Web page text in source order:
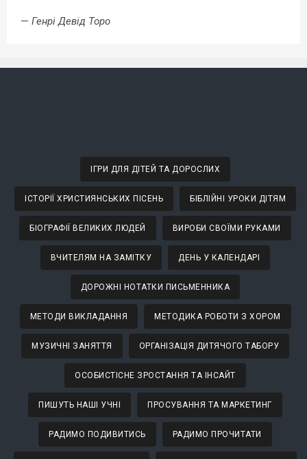
— Генрі Девід Торо
ІГРИ ДЛЯ ДІТЕЙ ТА ДОРОСЛИХ
ІСТОРІЇ ХРИСТИЯНСЬКИХ ПІСЕНЬ БІБЛІЙНІ УРОКИ ДІТЯМ
БІОГРАФІЇ ВЕЛИКИХ ЛЮДЕЙ ВИРОБИ СВОЇМИ РУКАМИ
ВЧИТЕЛЯМ НА ЗАМІТКУ ДЕНЬ У КАЛЕНДАРІ
ДОРОЖНІ НОТАТКИ ПИСЬМЕННИКА
МЕТОДИ ВИКЛАДАННЯ МЕТОДИКА РОБОТИ З ХОРОМ
МУЗИЧНІ ЗАНЯТТЯ ОРГАНІЗАЦІЯ ДИТЯЧОГО ТАБОРУ
ОСОБИСТІСНЕ ЗРОСТАННЯ ТА ІНСАЙТ
ПИШУТЬ НАШІ УЧНІ ПРОСУВАННЯ ТА МАРКЕТИНГ
РАДИМО ПОДИВИТИСЬ РАДИМО ПРОЧИТАТИ